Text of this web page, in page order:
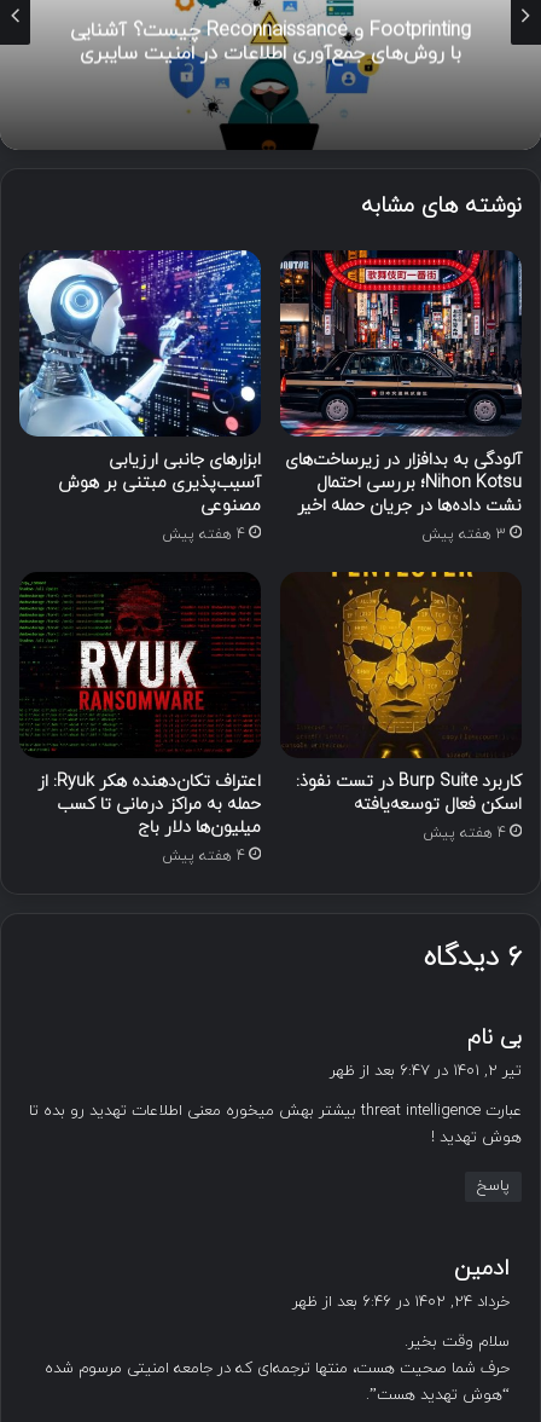
Footprinting و Reconnaissance چیست؟ آشنایی
با روش‌های جمع‌آوری اطلاعات در امنیت سایبری
نوشته های مشابه
آلودگی به بدافزار در زیرساخت‌های
Nihon Kotsu؛ بررسی احتمال
نشت داده‌ها در جریان حمله اخیر
3 هفته پیش
ابزارهای جانبی ارزیابی
آسیب‌پذیری مبتنی بر هوش
مصنوعی
4 هفته پیش
کاربرد Burp Suite در تست نفوذ:
اسکن فعال توسعه‌یافته
4 هفته پیش
اعتراف تکان‌دهنده هکر Ryuk: از
حمله به مراکز درمانی تا کسب
میلیون‌ها دلار باج
4 هفته پیش
۶ دیدگاه
بی نام
ف
:
تیر ۲, ۱۴۰۱ در ۶:۴۷ بعد از ظهر
عبارت threat intelligence بیشتر بهش میخوره معنی اطلاعات تهدید رو بده تا
هوش تهدید !
پاسخ
ادمین
:
خرداد ۲۴, ۱۴۰۲ در ۶:۴۶ بعد از ظهر
سلام وقت بخیر.
حرف شما صحیت هست، منتها ترجمه‌ای که در جامعه امنیتی مرسوم شده
“هوش تهدید هست”.